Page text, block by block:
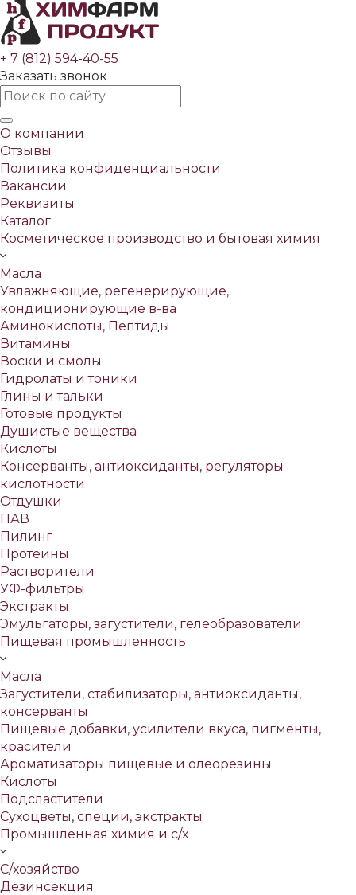
+ 7 (812) 594-40-55
Заказать звонок
О компании
Отзывы
Политика конфиденциальности
Вакансии
Реквизиты
Каталог
Косметическое производство и бытовая химия
Масла
Увлажняющие, регенерирующие,
кондиционирующие в-ва
Аминокислоты, Пептиды
Витамины
Воски и смолы
Гидролаты и тоники
Глины и тальки
Готовые продукты
Душистые вещества
Кислоты
Консерванты, антиоксиданты, регуляторы
кислотности
Отдушки
ПАВ
Пилинг
Протеины
Растворители
УФ-фильтры
Экстракты
Эмульгаторы, загустители, гелеобразователи
Пищевая промышленность
Масла
Загустители, стабилизаторы, антиоксиданты,
консерванты
Пищевые добавки, усилители вкуса, пигменты,
красители
Ароматизаторы пищевые и олеорезины
Кислоты
Подсластители
Сухоцветы, специи, экстракты
Промышленная химия и с/х
С/хозяйство
Дезинсекция